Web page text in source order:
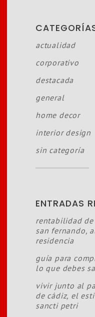
actualidad
corporativo
destacada
general
home decor
interior design
sin categoría
ENTRADAS
rentabilidad
san fernando,
residencia
guía para
lo que debes
vivir junto al
de cádiz, el
sancti petri